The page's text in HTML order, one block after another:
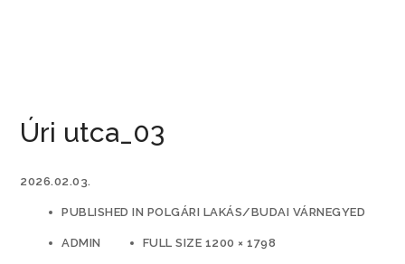
Úri utca_03
2026.02.03.
PUBLISHED IN POLGÁRI LAKÁS/BUDAI VÁRNEGYED
ADMIN FULL SIZE 1200 × 1798